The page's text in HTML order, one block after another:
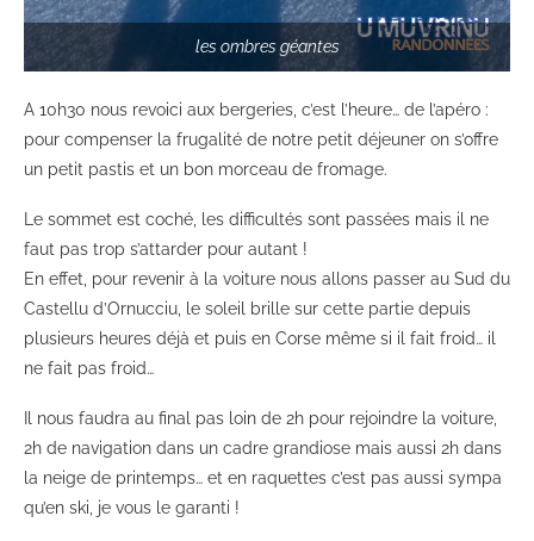
les ombres géantes
A 10h30 nous revoici aux bergeries, c’est l’heure… de l’apéro :
pour compenser la frugalité de notre petit déjeuner on s’offre
un petit pastis et un bon morceau de fromage.
Le sommet est coché, les difficultés sont passées mais il ne
faut pas trop s’attarder pour autant !
En effet, pour revenir à la voiture nous allons passer au Sud du
Castellu d’Ornucciu, le soleil brille sur cette partie depuis
plusieurs heures déjà et puis en Corse même si il fait froid… il
ne fait pas froid…
Il nous faudra au final pas loin de 2h pour rejoindre la voiture,
2h de navigation dans un cadre grandiose mais aussi 2h dans
la neige de printemps… et en raquettes c’est pas aussi sympa
qu’en ski, je vous le garanti !